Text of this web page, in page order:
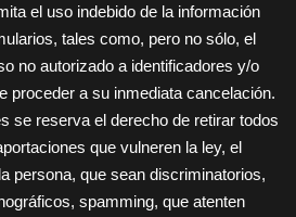
el uso indebido de la información
tales como, pero no sólo, el
no autorizado a identificadores y/o
proceder a su inmediata cancelación.
se reserva el derecho de retirar todos
que vulneren la ley, el
persona, que sean discriminatorios,
spamming, que atenten